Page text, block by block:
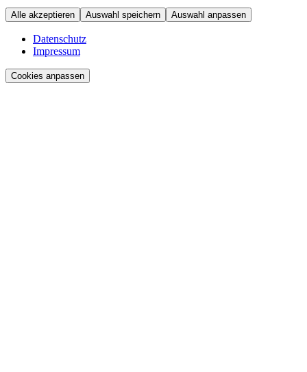
Alle akzeptieren Auswahl speichern Auswahl anpassen
Datenschutz
Impressum
Cookies anpassen